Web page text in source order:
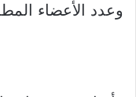
وعدد الأعضاء